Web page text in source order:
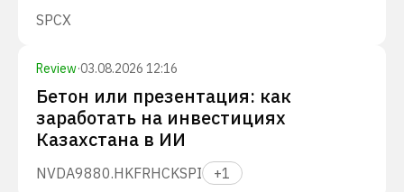
SPCX
Review·03.08.2026 12:16
Бетон или презентация: как
заработать на инвестициях
Казахстана в ИИ
NVDA9880.HKFRHCKSPI +1